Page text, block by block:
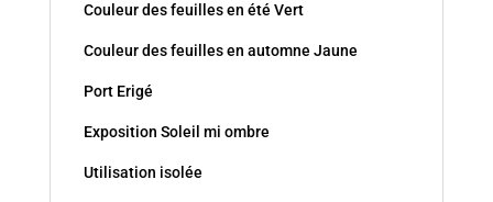
Couleur des feuilles en été Vert
Couleur des feuilles en automne Jaune
Port Erigé
Exposition Soleil mi ombre
Utilisation isolée